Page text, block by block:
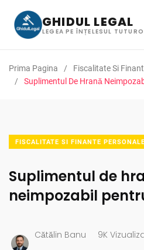
GHIDUL LEGAL
LEGEA PE ÎNȚELESUL
Prima Pagina
Fiscalitate Si
Suplimentul De Hrană
FISCALITATE SI FINANTE PERSONALE
Suplimentul de
neimpozabil
Cătălin Banu 9K